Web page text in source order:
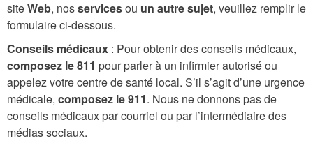
siteWeb, nosservicesou un autre sujet, veuillez remplir le
formulaire ci-dessous.
Conseils médicaux : Pour obtenir des conseils médicaux,
composez le 811 pour parler à un infirmier autorisé ou
appelez votre centre de santé local. S’il s’agit d’une urgence
médicale, composez le 911. Nous ne donnons pas de
conseils médicaux par courriel ou par l’intermédiaire des
médias sociaux.